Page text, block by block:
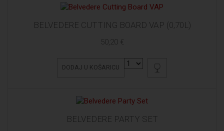
BELVEDERE CUTTING BOARD VAP (0,70L)
50,20 €
DODAJ U KOŠARICU
BELVEDERE PARTY SET